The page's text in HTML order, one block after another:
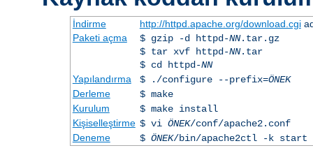
İndirme http://httpd.apache.org/download.cgi
Paketi açma
$ gzip -d httpd-NN.tar.gz
$ tar xvf httpd-NN.tar
$ cd httpd-NN
Yapılandırma
$ ./configure --prefix=ÖNEK
Derleme
$ make
Kurulum
$ make install
Kişiselleştirme $ vi ÖNEK/conf/apache2.conf
Deneme
$ ÖNEK/bin/apache2ctl -k start